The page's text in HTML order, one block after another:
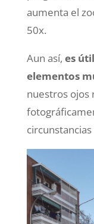
aumenta el
50x.
Aun así, es
elementos
nuestros ojos